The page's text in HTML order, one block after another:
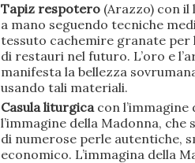
Tapiz respotero(Arazzo) con il
a mano seguendo tecniche
tessuto cachemire granate per
di restauri nel futuro. L’oro e
manifesta la bellezza
usando tali materiali.
Casula liturgica con
l’immagine della Madonna,
di numerose perle autentiche,
economico. L’immagina della